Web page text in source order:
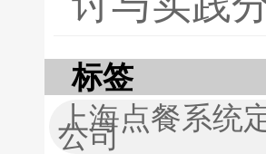
标签
上海点餐系统
公司